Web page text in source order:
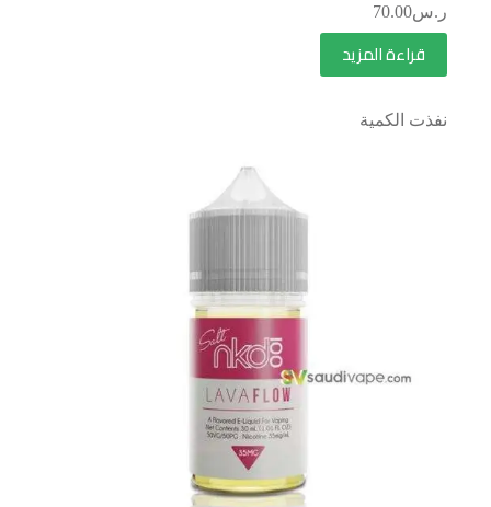
ر.س70.00
قراءة المزيد
نفذت الكمية